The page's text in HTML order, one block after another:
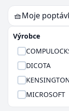
🧺Moje
Výrobce
DICOTA
MICROSOFT